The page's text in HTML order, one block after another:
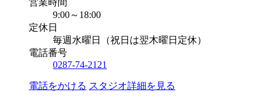
営業時間
9:00～18:00
定休日
毎週水曜日（祝日は翌木曜日定休）
電話番号
0287-74-2121
電話をかける スタジオ詳細を見る